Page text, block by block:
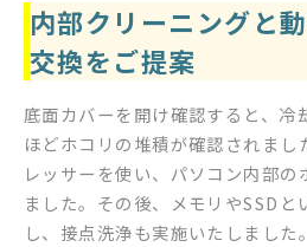
内部クリーニングと
交換をご提案
底面カバーを開け確認すると、冷
ほどホコリの堆積が確認されまし
レッサーを使い、パソコン内部の
ました。その後、メモリやSSDと
し、接点洗浄も実施いたしました。